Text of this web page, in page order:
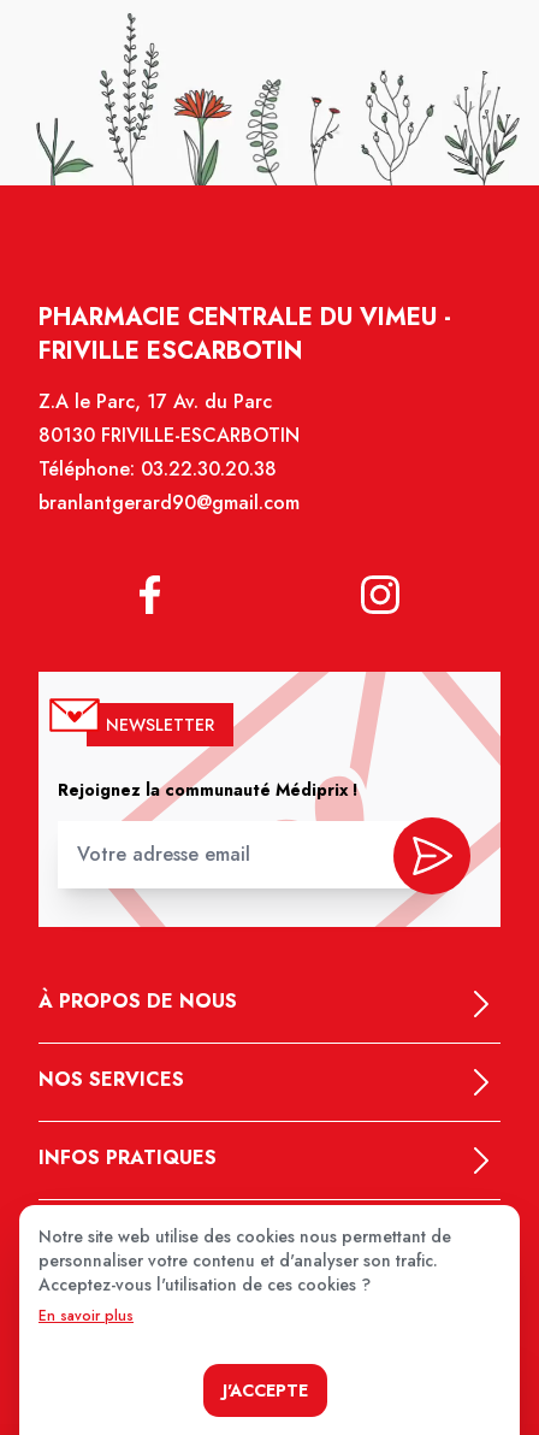
PHARMACIE CENTRALE DU VIMEU -
FRIVILLE ESCARBOTIN
Z.A le Parc, 17 Av. du Parc
80130 FRIVILLE-ESCARBOTIN
Téléphone: 03.22.30.20.38
branlantgerard90@gmail.com
NEWSLETTER
Rejoignez la communauté Médiprix !
À PROPOS DE NOUS
NOS SERVICES
INFOS PRATIQUES
Notre site web utilise des cookies nous permettant de
personnaliser votre contenu et d'analyser son trafic.
Acceptez-vous l'utilisation de ces cookies ?
En savoir plus
J'ACCEPTE